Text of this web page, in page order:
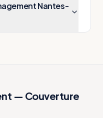
Nantes-
— Couverture